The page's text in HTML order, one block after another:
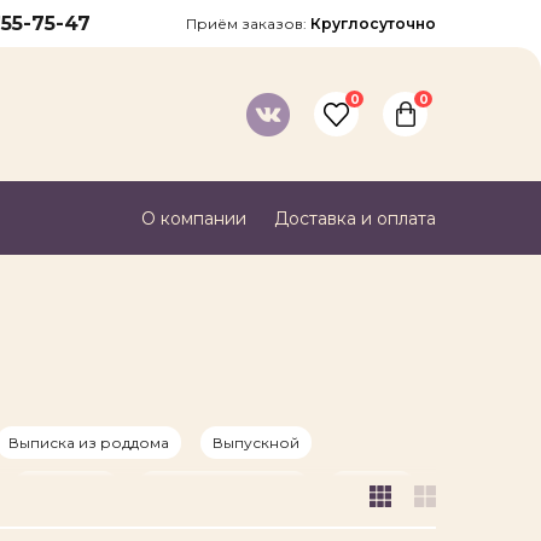
75-47 Приём заказов: Круглосуточно
0 0
О компании Доставка и оплата
Выписка из роддома Выпускной
Свадьба
Войти
Политикой в области обработки и
безопасности персональных данных